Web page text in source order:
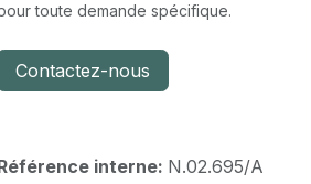
toute demande spécifique.
Contactez-nous
interne: N.02.695/A